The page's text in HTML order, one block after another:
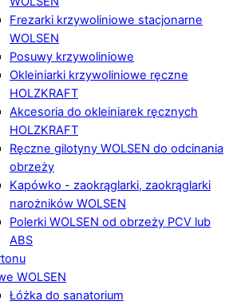
Frezarki krzywoliniowe stacjonarne
WOLSEN
Posuwy krzywoliniowe
Okleiniarki krzywoliniowe ręczne
HOLZKRAFT
Akcesoria do okleiniarek ręcznych
HOLZKRAFT
Ręczne gilotyny WOLSEN do odcinania
obrzeży
Kapówko - zaokrąglarki, zaokrąglarki
narożników WOLSEN
Polerki WOLSEN od obrzeży PCV lub
ABS
WOLSEN
Łóżka do sanatorium